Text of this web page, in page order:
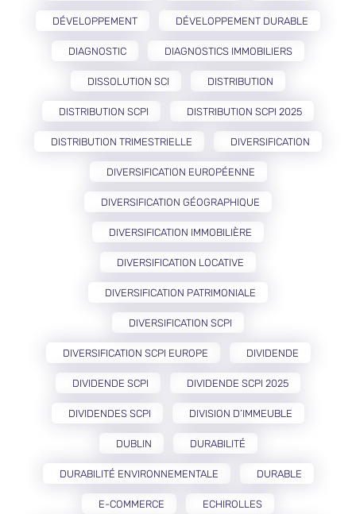
DÉVELOPPEMENT DÉVELOPPEMENT DURABLE
DIAGNOSTIC DIAGNOSTICS IMMOBILIERS
DISSOLUTION SCI DISTRIBUTION
DISTRIBUTION SCPI DISTRIBUTION SCPI 2025
DISTRIBUTION TRIMESTRIELLE DIVERSIFICATION
DIVERSIFICATION EUROPÉENNE
DIVERSIFICATION GÉOGRAPHIQUE
DIVERSIFICATION IMMOBILIÈRE
DIVERSIFICATION LOCATIVE
DIVERSIFICATION PATRIMONIALE
DIVERSIFICATION SCPI
DIVERSIFICATION SCPI EUROPE DIVIDENDE
DIVIDENDE SCPI DIVIDENDE SCPI 2025
DIVIDENDES SCPI DIVISION D’IMMEUBLE
DUBLIN DURABILITÉ
DURABILITÉ ENVIRONNEMENTALE DURABLE
E-COMMERCE ECHIROLLES